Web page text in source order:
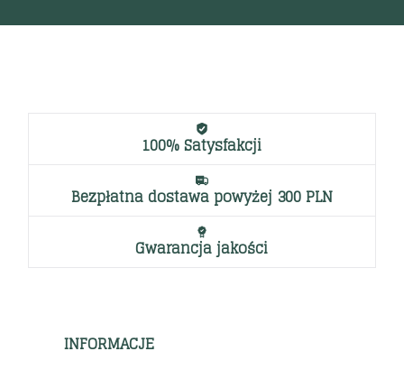
100% Satysfakcji
Bezpłatna dostawa powyżej 300 PLN
Gwarancja jakości
INFORMACJE